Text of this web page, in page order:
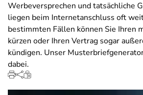
Werbeversprechen und tatsächliche
liegen beim Internetanschluss oft
bestimmten Fällen können Sie Ihren
kürzen oder Ihren Vertrag sogar
kündigen. Unser
dabei.